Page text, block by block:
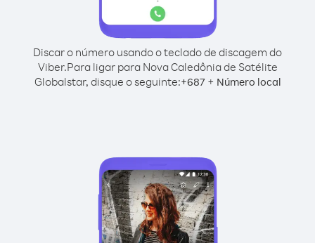
Discar o número usando o teclado de discagem do
Viber.Para ligar para Nova Caledônia de Satélite
Globalstar, disque o seguinte:+687+ Número local